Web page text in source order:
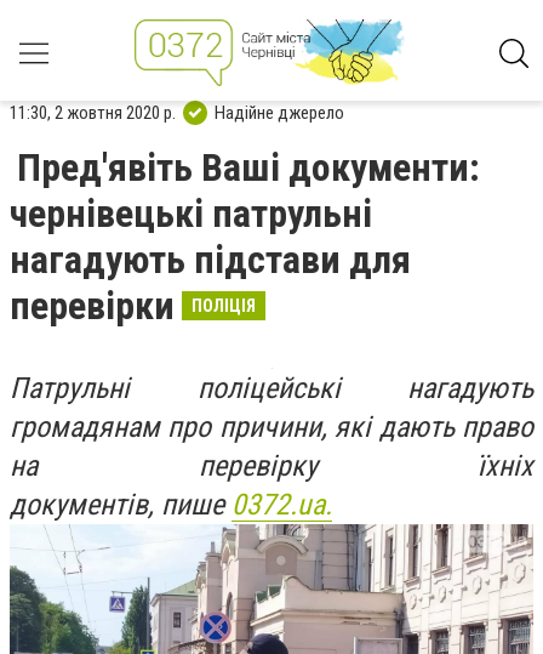
11:30, 2 жовтня 2020 р. Надійне джерело
Пред'явіть Ваші документи:
чернівецькі патрульні
нагадують підстави для
перевірки
ПОЛІЦІЯ
Патрульні поліцейські нагадують
громадянам про причини, які дають право
на перевірку їхніх
документів, пише 0372.ua.